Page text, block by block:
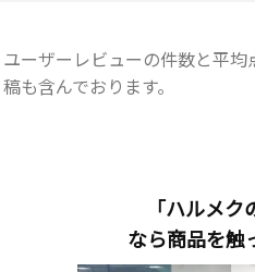
ユーザーレビューの件数と平
稿も含んでおります。
「ハルメク
なら商品を触